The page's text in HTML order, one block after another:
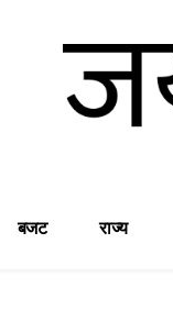
बजट राज्य